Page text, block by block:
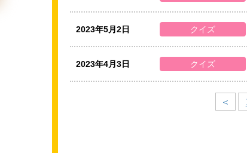
2023年5月2日 クイズ
2023年4月3日 クイズ
＜